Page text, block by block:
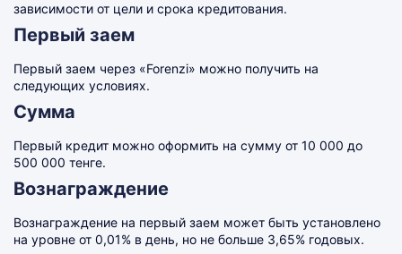
зависимости от цели и срока кредитования.
Первый заем
Первый заем через «Forenzi» можно получить на
следующих условиях.
Сумма
Первый кредит можно оформить на сумму от 10 000 до
500 000 тенге.
Вознаграждение
Вознаграждение на первый заем может быть установлено
на уровне от 0,01% в день, но не больше 3,65% годовых.